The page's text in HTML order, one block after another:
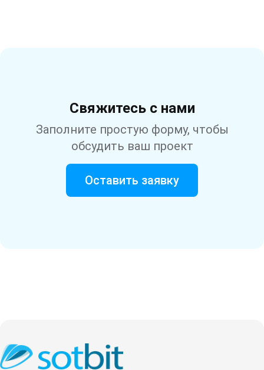
Свяжитесь с нами
Заполните простую форму, чтобы
обсудить ваш проект
Оставить заявку